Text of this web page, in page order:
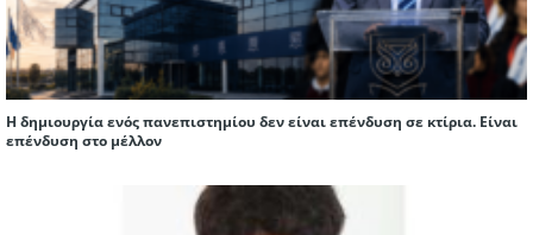
Η δημιουργία ενός πανεπιστημίου δεν είναι επένδυση σε κτίρια. Είναι
επένδυση στο μέλλον